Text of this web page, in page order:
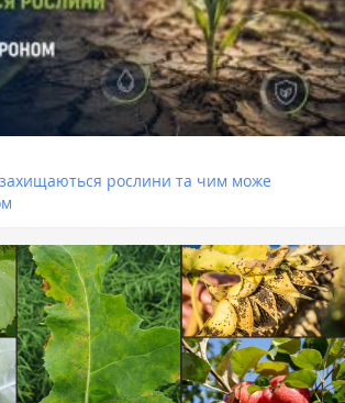
захищаються рослини та чим може